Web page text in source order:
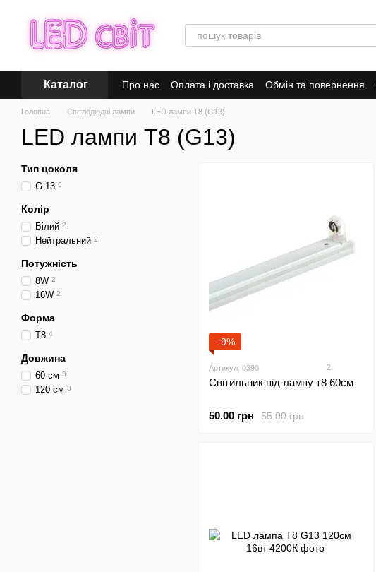
Каталог Про нас Оплата і доставка Обмін та повернення
Головна Світлодіодні лампи LED лампи Т8 (G13)
LED лампи Т8 (G13)
−9%
Артикул: 0390 2
Світильник під лампу т8 60см
55.00 грн
50.00 грн
Тип цоколя
G 13 6
Колір
Білий 2
Нейтральний 2
Потужність
8W 2
16W 2
Форма
T8 4
Довжина
60 см 3
120 см 3